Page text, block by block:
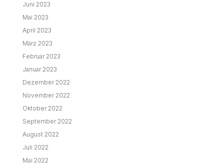
Juni 2023
Mai 2023
April 2023
März 2023
Februar 2023
Januar 2023
Dezember 2022
November 2022
Oktober 2022
September 2022
August 2022
Juli 2022
Mai 2022